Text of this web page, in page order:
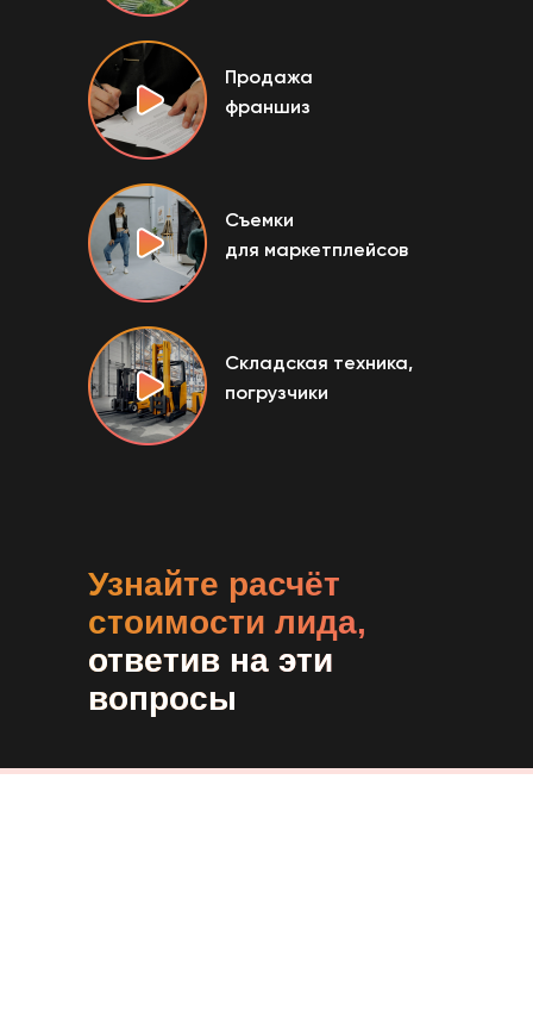
Продажа
франшиз
Съемки
для маркетплейсов
Складская техника,
погрузчики
Узнайте расчёт
стоимости лида,
ответив на эти
вопросы